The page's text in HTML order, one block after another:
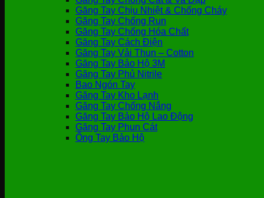
Găng Tay Chịu Nhiệt & Chống Cháy
Găng Tay Chống Run
Găng Tay Chống Hóa Chất
Găng Tay Cách Điện
Găng Tay Vải Thun – Cotton
Găng Tay Bảo Hộ 3M
Găng Tay Phủ Nitrile
Bao Ngón Tay
Găng Tay Kho Lạnh
Găng Tay Chống Nắng
Găng Tay Bảo Hộ Lao Động
Găng Tay Phun Cát
Ống Tay Bảo Hộ